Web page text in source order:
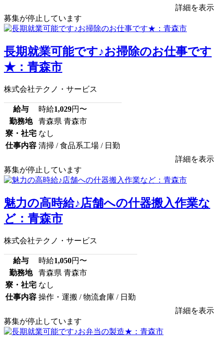
詳細を表示
募集が停止しています
長期就業可能です♪お掃除のお仕事です
★：青森市
株式会社テクノ・サービス
給与 時給1,029円〜
勤務地
青森県 青森市
寮・社宅 なし
仕事内容 清掃 / 食品系工場 / 日勤
詳細を表示
募集が停止しています
魅力の高時給♪店舗への什器搬入作業な
ど：青森市
株式会社テクノ・サービス
給与 時給1,050円〜
勤務地
青森県 青森市
寮・社宅 なし
仕事内容 操作・運搬 / 物流倉庫 / 日勤
詳細を表示
募集が停止しています